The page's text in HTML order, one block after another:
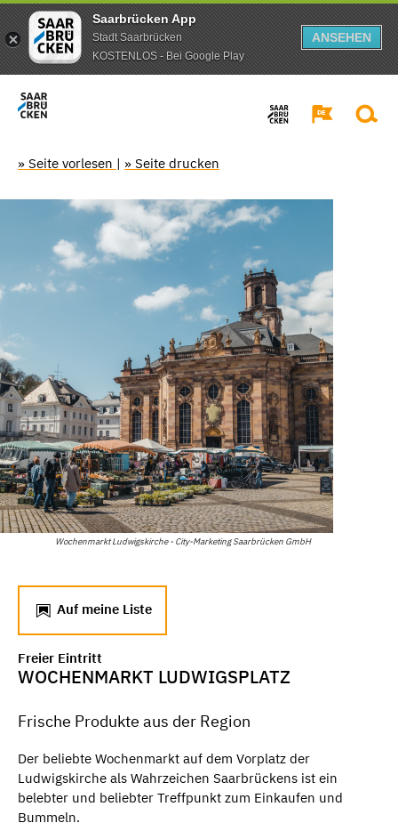
Saarbrücken App
Stadt Saarbrücken
KOSTENLOS - Bei Google Play
ANSEHEN
» Seite vorlesen | » Seite drucken
Wochenmarkt Ludwigskirche - City-Marketing Saarbrücken GmbH
Auf meine Liste
Freier Eintritt
WOCHENMARKT LUDWIGSPLATZ
Frische Produkte aus der Region
Der beliebte Wochenmarkt auf dem Vorplatz der
Ludwigskirche als Wahrzeichen Saarbrückens ist ein
belebter und beliebter Treffpunkt zum Einkaufen und
Bummeln.